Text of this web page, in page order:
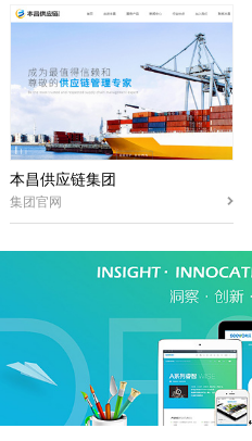
本昌供应链集团
集团官网